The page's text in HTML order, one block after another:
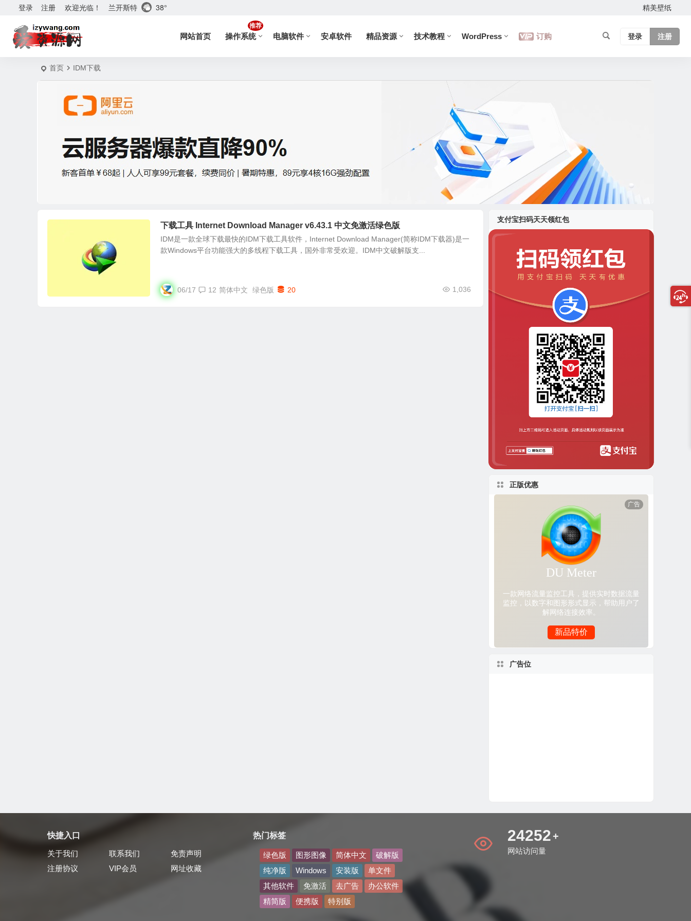
欢迎光临！
登录 注册 兰开斯特 38° 精美壁纸
网站首页 操作系统
推荐
电脑软件 安卓软件 精品资源 技术教程 WordPress 订购 登录 注册
首页 IDM下载
下载工具 Internet Download Manager v6.43.1 中文免激活绿色版
IDM是一款全球下载最快的IDM下载工具软件，Internet Download Manager(简称IDM下载器)是一
款Windows平台功能强大的多线程下载工具，国外非常受欢迎。IDM中文破解版支...
06/17 1,036
12 简体中文 绿色版 20
支付宝扫码天天领红包
正版优惠
广告位
快捷入口
关于我们 联系我们
免责声明
注册协议
VIP会员 网址收藏
热门标签
绿色版 图形图像 简体中文
破解版
纯净版
Windows 安装版
单文件
其他软件
免激活 去广告
办公软件
精简版
便携版 特别版
28802 +
网站访问量